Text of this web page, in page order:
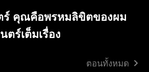
ร์ คุณคือพรหมลิขิตของผม
ตร์เต็มเรื่อง
ตอนทั้งหมด